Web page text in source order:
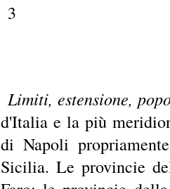
3
Limiti, estensione,
d'Italia e la più
di Napoli
Sicilia. Le provincie